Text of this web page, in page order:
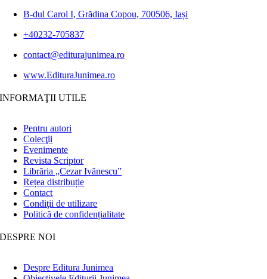
B-dul Carol I, Grădina Copou, 700506, Iași
+40232-705837
contact@editurajunimea.ro
www.EdituraJunimea.ro
INFORMAŢII UTILE
Pentru autori
Colecţii
Evenimente
Revista Scriptor
Librăria „Cezar Ivănescu”
Rețea distribuție
Contact
Condiţii de utilizare
Politică de confidențialitate
DESPRE NOI
Despre Editura Junimea